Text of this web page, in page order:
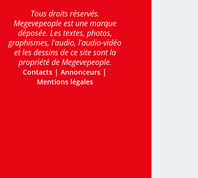
Tous droits réservés.
Megevepeople est une marque
déposée. Les textes, photos,
graphismes, l'audio, l'audio-vidéo
et les dessins de ce site sont la
propriété de Megevepeople.
Contacts |Annonceurs |
Mentions légales